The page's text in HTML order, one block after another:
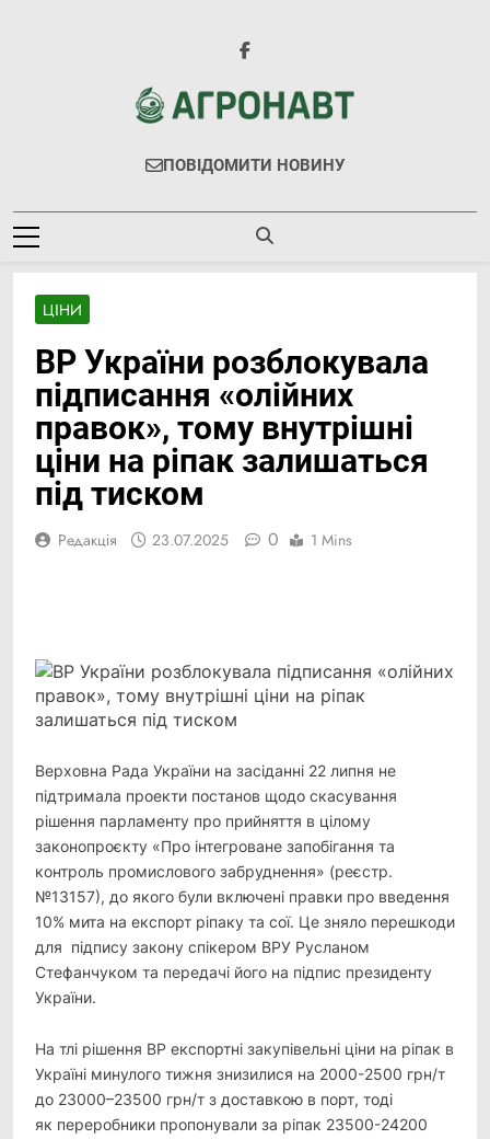
Агронавт
Новини Українського Агробізнесу
ПОВІДОМИТИ НОВИНУ
ЦІНИ
ВР України розблокувала
підписання «олійних
правок», тому внутрішні
ціни на ріпак залишаться
під тиском
Редакція 23.07.2025 0 1 Mins
Link
Верховна Рада України на засіданні 22 липня не
підтримала проекти постанов щодо скасування
рішення парламенту про прийняття в цілому
законопроєкту «Про інтегроване запобігання та
контроль промислового забруднення» (реєстр.
№13157), до якого були включені правки про введення
10% мита на експорт ріпаку та сої. Це зняло перешкоди
для підпису закону спікером ВРУ Русланом
Стефанчуком та передачі його на підпис президенту
України.
На тлі рішення ВР експортні закупівельні ціни на ріпак в
Україні минулого тижня знизилися на 2000-2500 грн/т
до 23000–23500 грн/т з доставкою в порт, тоді
як переробники пропонували за ріпак 23500-24200